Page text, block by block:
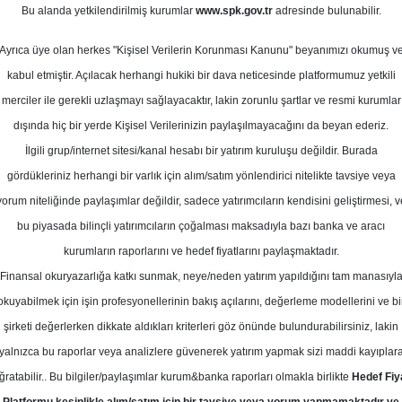
2026
Potansiyeli
Kurum Sayısı
12 4 4
Çarşamba, 11 Mart 2026
Yatırım KRDMD Hedef Fiyat
- KARDEMİR (D) için hedef
yükseltti, tavsiyesini 'NÖTR'
Bu alanda yetkilendirilmiş kurumlar www.spk.gov.tradresinde bulunabilir.
Ayrıca üye olan herkes "Kişisel Verilerin Korunması Kanunu" beyanımızı okumuş ve
kabul etmiştir. Açılacak herhangi hukiki bir dava neticesinde platformumuz yetkili
merciler ile gerekli uzlaşmayı sağlayacaktır, lakin zorunlu şartlar ve resmi kurumlar
dışında hiç bir yerde Kişisel Verilerinizin paylaşılmayacağını da beyan ederiz.
İlgili grup/internet sitesi/kanal hesabı bir yatırım kuruluşu değildir. Burada
gördükleriniz herhangi bir varlık için alım/satım yönlendirici nitelikte tavsiye veya
niteliğinde paylaşımlar değildir, sadece yatırımcıların kendisini geliştirmesi,
bu piyasada bilinçli yatırımcıların çoğalması maksadıyla bazı banka ve aracı
kurumların raporlarını ve hedef fiyatlarını paylaşmaktadır.
Finansal okuryazarlığa katkı sunmak, neye/neden yatırım yapıldığını tam manasıyla
için işin profesyonellerinin bakış açılarını, değerleme modellerini ve
şirketi değerlerken dikkate aldıkları kriterleri göz önünde bulundurabilirsiniz, lakin
yalnızca bu raporlar veya analizlere güvenerek yatırım yapmak sizi maddi
Bu bilgiler/paylaşımlar kurum&banka raporları olmakla birlikte Hedef